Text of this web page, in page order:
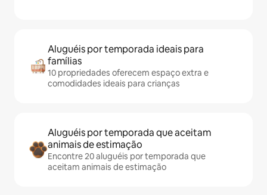
Aluguéis por temporada ideais para
famílias
10 propriedades oferecem espaço extra e
comodidades ideais para crianças
Aluguéis por temporada que aceitam
animais de estimação
Encontre 20 aluguéis por temporada que
aceitam animais de estimação